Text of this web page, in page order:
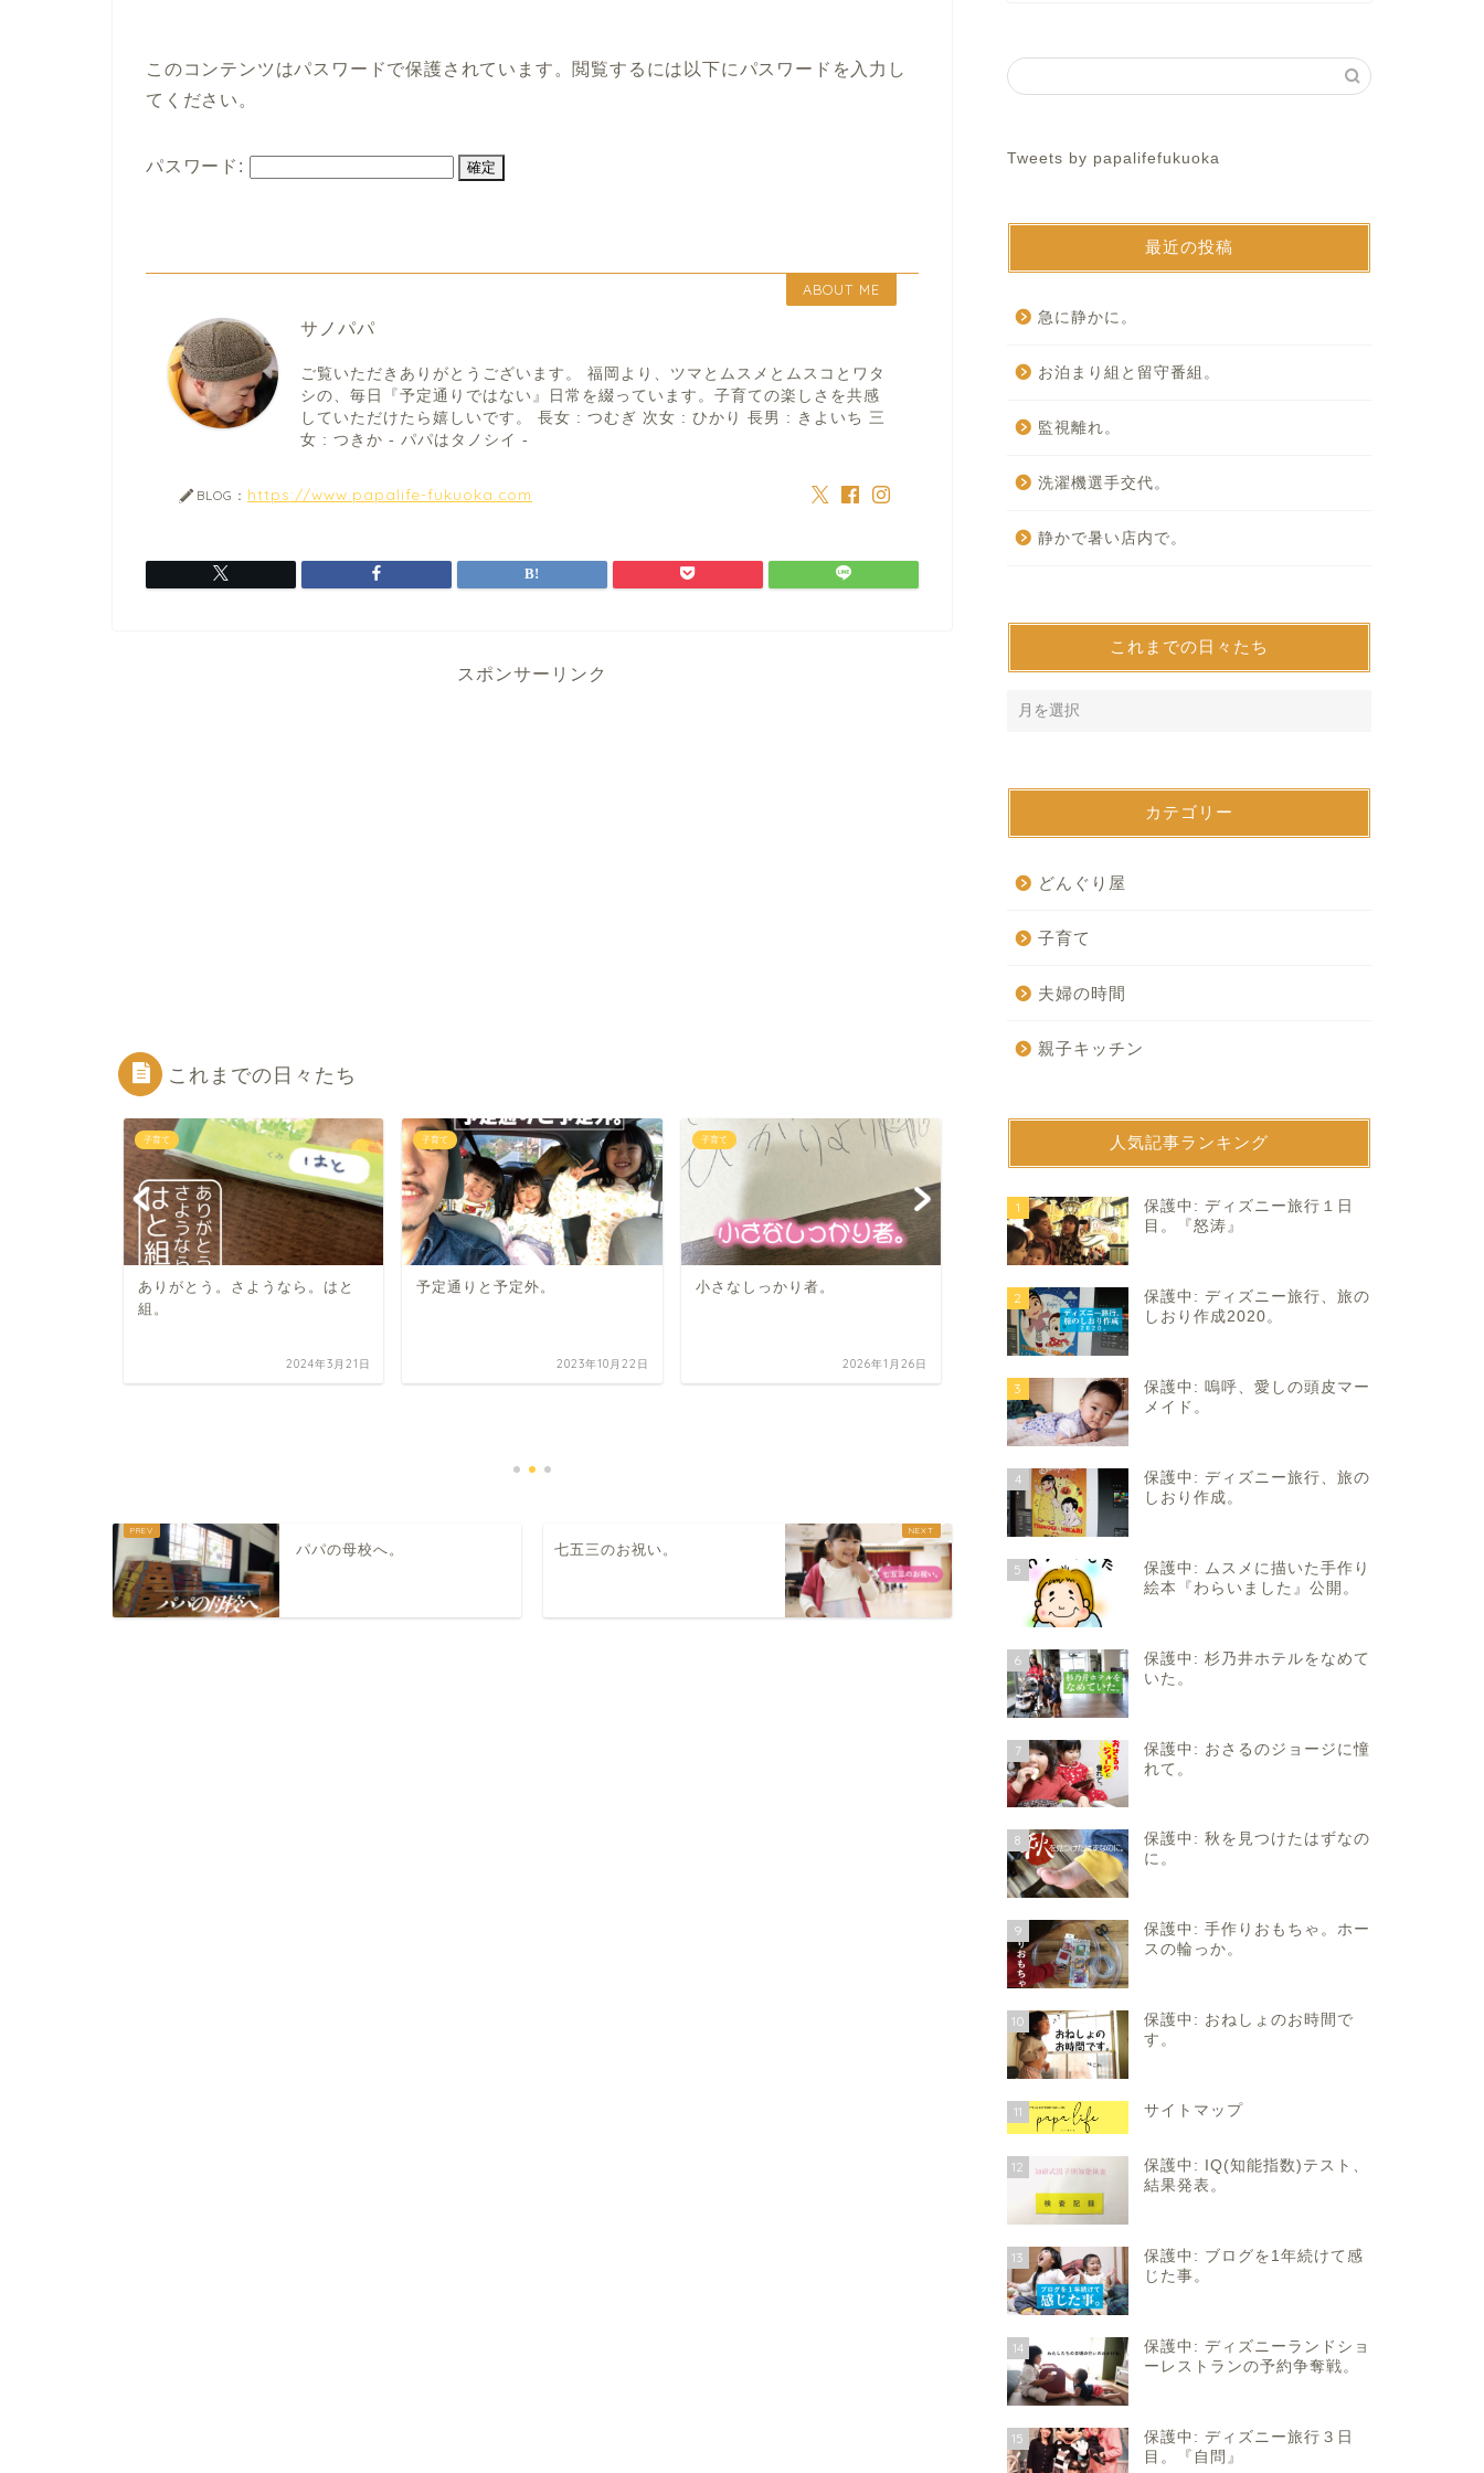
このコンテンツはパスワードで保護されています。閲覧するには以下にパスワードを入力し
てください。
パスワード:
ABOUT ME
サノパパ
ご覧いただきありがとうございます。 福岡より、ツマとムスメとムスコとワタ
シの、毎日『予定通りではない』日常を綴っています。子育ての楽しさを共感
していただけたら嬉しいです。 長女 : つむぎ 次女 : ひかり 長男 : きよいち 三
女 : つきか - パパはタノシイ -
BLOG： https://www.papalife-fukuoka.com
スポンサーリンク
これまでの日々たち
子育て
ありがとう。さようなら。はと
組。
2024年3月21日
子育て
予定通りと予定外。
2023年10月22日
子育て
小さなしっかり者。
2026年1月26日
ありがとう。さようなら。はと
2024年3月21日
子育て
予定通りと予定外。
パパの母校へ。 七五三のお祝い。
Tweets by papalifefukuoka
最近の投稿
急に静かに。
お泊まり組と留守番組。
監視離れ。
洗濯機選手交代。
静かで暑い店内で。
これまでの日々たち
カテゴリー
どんぐり屋
子育て
夫婦の時間
親子キッチン
人気記事ランキング
1
保護中: ディズニー旅行１日
目。『怒涛』
2
保護中: ディズニー旅行、旅の
しおり作成2020。
3
保護中: 嗚呼、愛しの頭皮マー
メイド。
4
保護中: ディズニー旅行、旅の
しおり作成。
5
保護中: ムスメに描いた手作り
絵本『わらいました』公開。
6
保護中: 杉乃井ホテルをなめて
いた。
7
保護中: おさるのジョージに憧
れて。
8
保護中: 秋を見つけたはずなの
に。
9
保護中: 手作りおもちゃ。ホー
スの輪っか。
10
保護中: おねしょのお時間で
す。
11 サイトマップ
12
保護中: IQ(知能指数)テスト、
結果発表。
13
保護中: ブログを1年続けて感
じた事。
14
保護中: ディズニーランドショ
ーレストランの予約争奪戦。
15
保護中: ディズニー旅行３日
目。『自問』